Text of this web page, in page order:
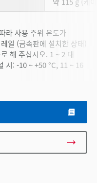
라 사용 주위 온도가
일 (금속판에 설치한 상태)
해 주십시오. 1 ~ 2 대
시: -10 ~ +50 °C, 11 ~ 16